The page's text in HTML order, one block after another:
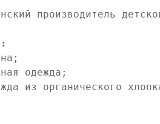
производитель
одежда;
из органического